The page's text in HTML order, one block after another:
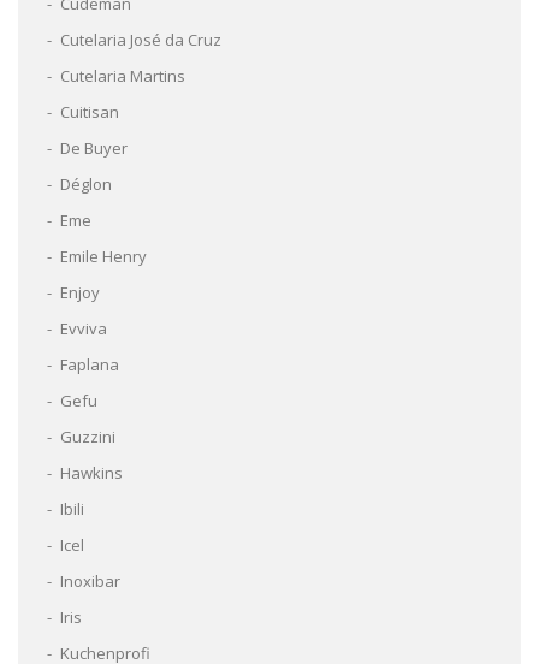
Cutelaria José da Cruz
Cutelaria Martins
Cuitisan
De Buyer
Déglon
Eme
Emile Henry
Enjoy
Evviva
Faplana
Gefu
Guzzini
Hawkins
Ibili
Icel
Inoxibar
Iris
Kuchenprofi